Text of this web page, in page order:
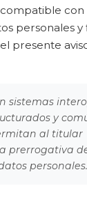
con
personales y
presente
sistemas
y
al titular
prerrogativa
personales.